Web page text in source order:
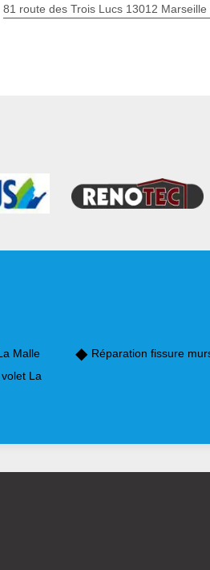
81 route des Trois Lucs 13012 Marseille
Malle
La
Réparation fissure